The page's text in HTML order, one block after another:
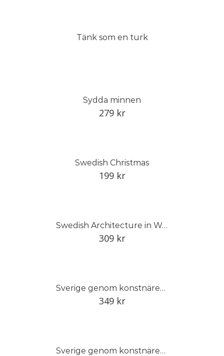
Tänk som en turk
Sydda minnen
279 kr
Swedish Christmas
199 kr
Swedish Architecture in Wood
309 kr
Sverige genom konstnärens öga
349 kr
Sverige genom konstnärens öga